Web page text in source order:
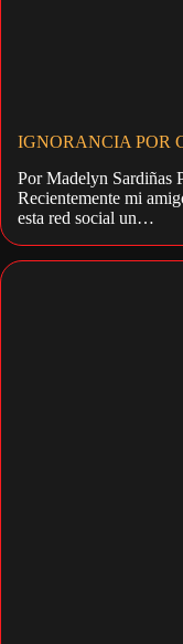
IGNORANCIA POR
Por Madelyn Sardiñas
Recientemente mi
esta red social un…